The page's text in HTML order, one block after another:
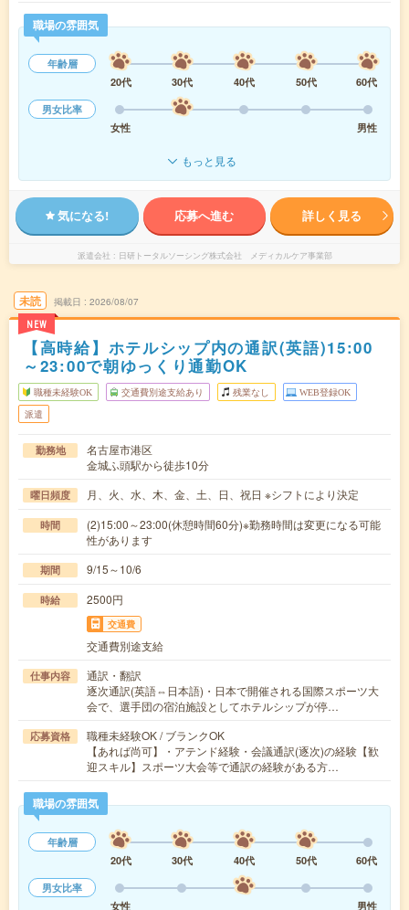
職場の雰囲気
年齢層
20代
30代 40代 50代
60代
男女比率
女性
男性
もっと見る
気になる! 応募へ進む 詳しく見る
派遣会社 日研トータルソーシング株式会社 メディカルケア事業部
未読
NEW
掲載日 2026/08/07
【高時給】ホテルシップ内の通訳(英語)15:00
～23:00で朝ゆっくり通勤OK
職種未経験OK 交通費別途支給あり 残業なし WEB登録OK
派遣
勤務地
名古屋市港区
金城ふ頭駅から徒歩10分
曜日頻度 月、火、水、木、金、土、日、祝日 ※シフトにより決定
時間
(2)15:00～23:00(休憩時間60分)※勤務時間は変更になる可能
性があります
期間 9/15～10/6
時給 2500円
交通費
交通費別途支給
仕事内容
通訳・翻訳
逐次通訳(英語⇔日本語)・日本で開催される国際スポーツ大
会で、選手団の宿泊施設としてホテルシップが停…
応募資格
職種未経験OK / ブランクOK
【あれば尚可】・アテンド経験・会議通訳(逐次)の経験【歓
迎スキル】スポーツ大会等で通訳の経験がある方…
職場の雰囲気
年齢層
20代
30代 40代 50代
60代
男女比率
女性
男性